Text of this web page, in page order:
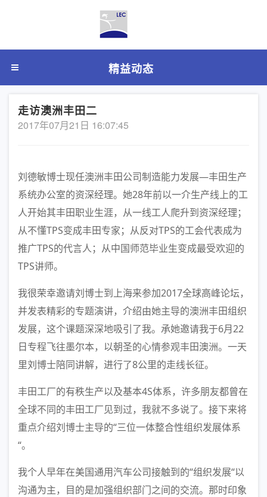
精益动态
走访澳洲丰田二
2017年07月21日 16:07:45
刘德敏博士现任澳洲丰田公司制造能力发展—丰田生产
系统办公室的资深经理。她28年前以一介生产线上的工
人开始其丰田职业生涯，从一线工人爬升到资深经理；
从不懂TPS变成丰田专家；从反对TPS的工会代表成为
推广TPS的代言人；从中国师范毕业生变成最受欢迎的
TPS讲师。
我很荣幸邀请刘博士到上海来参加2017全球高峰论坛，
并发表精彩的专题演讲，介绍由她主导的澳洲丰田组织
发展，这个课题深深地吸引了我。承她邀请我于6月22
日专程飞往墨尔本，以朝圣的心情参观丰田澳洲。一天
里刘博士陪同讲解，进行了8公里的走线长征。
丰田工厂的有秩生产以及基本4S体系，许多朋友都曾在
全球不同的丰田工厂见到过，我就不多说了。接下来将
重点介绍刘博士主导的“三位一体整合性组织发展体系
“。
我个人早年在美国通用汽车公司接触到的“组织发展“以
沟通为主，目的是加强组织部门之间的交流。那时印象